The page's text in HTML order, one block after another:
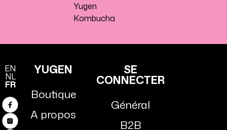
Yugen
Kombucha
EN
NL
FR
Facebook
Instagram
YUGEN
Boutique
A propos
SE
CONNECTER
Général
B2B